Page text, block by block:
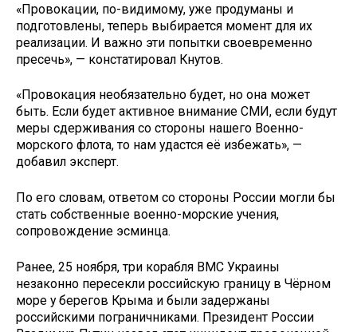
«Провокации, по-видимому, уже продуманы и
подготовлены, теперь выбирается момент для их
реализации. И важно эти попытки своевременно
пресечь», — констатировал Кнутов.
«Провокация необязательно будет, но она может
быть. Если будет активное внимание СМИ, если будут
меры сдерживания со стороны нашего Военно-
морского флота, то нам удастся её избежать», —
добавил эксперт.
По его словам, ответом со стороны России могли бы
стать собственные военно-морские учения,
сопровождение эсминца.
Ранее, 25 ноября, три корабля ВМС Украины
незаконно пересекли российскую границу в Чёрном
море у берегов Крыма и были задержаны
российскими пограничниками. Президент России